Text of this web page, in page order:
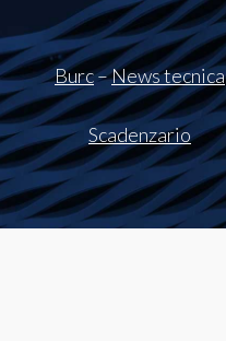
Burc–News tecnica
Scadenzario